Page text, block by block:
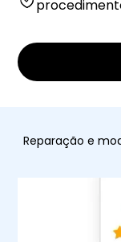
Reparação e